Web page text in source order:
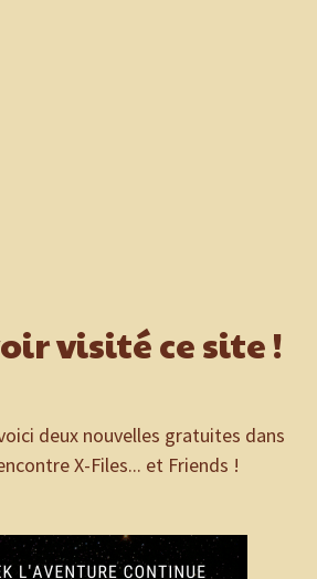
visité ce site !
deux nouvelles gratuites dans
X-Files... et Friends !